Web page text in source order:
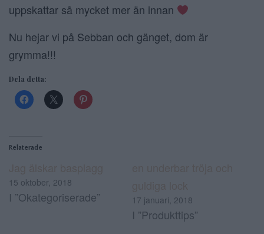
uppskattar så mycket mer än innan
Nu hejar vi på Sebban och gänget, dom är
grymma!!!
Dela detta:
Relaterade
15 oktober, 2018
I ”Okategoriserade” 17 januari, 2018
I ”Produkttips”